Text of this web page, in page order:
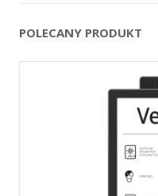
POLECANY PRODUKT